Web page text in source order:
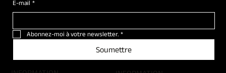
E-mail *
Abonnez-moi à votre newsletter. *
Soumettre